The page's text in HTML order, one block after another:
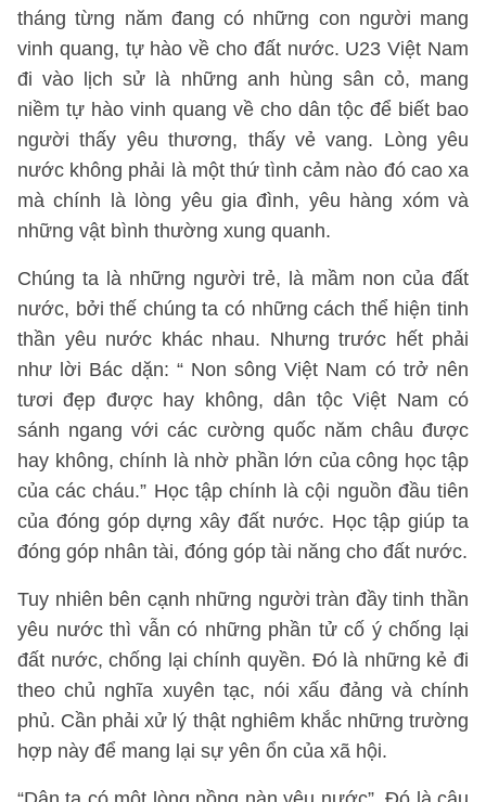
tháng từng năm đang có những con người mang
vinh quang, tự hào về cho đất nước. U23 Việt Nam
đi vào lịch sử là những anh hùng sân cỏ, mang
niềm tự hào vinh quang về cho dân tộc để biết bao
người thấy yêu thương, thấy vẻ vang. Lòng yêu
nước không phải là một thứ tình cảm nào đó cao xa
mà chính là lòng yêu gia đình, yêu hàng xóm và
những vật bình thường xung quanh.
Chúng ta là những người trẻ, là mầm non của đất
nước, bởi thế chúng ta có những cách thể hiện tinh
thần yêu nước khác nhau. Nhưng trước hết phải
như lời Bác dặn: “ Non sông Việt Nam có trở nên
tươi đẹp được hay không, dân tộc Việt Nam có
sánh ngang với các cường quốc năm châu được
hay không, chính là nhờ phần lớn của công học tập
của các cháu.” Học tập chính là cội nguồn đầu tiên
của đóng góp dựng xây đất nước. Học tập giúp ta
đóng góp nhân tài, đóng góp tài năng cho đất nước.
Tuy nhiên bên cạnh những người tràn đầy tinh thần
yêu nước thì vẫn có những phần tử cố ý chống lại
đất nước, chống lại chính quyền. Đó là những kẻ đi
theo chủ nghĩa xuyên tạc, nói xấu đảng và chính
phủ. Cần phải xử lý thật nghiêm khắc những trường
hợp này để mang lại sự yên ổn của xã hội.